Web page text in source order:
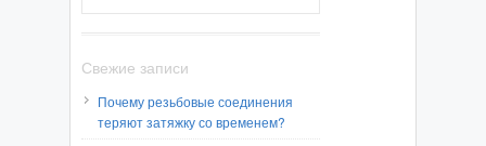
Свежие записи
Почему резьбовые соединения
теряют затяжку со временем?